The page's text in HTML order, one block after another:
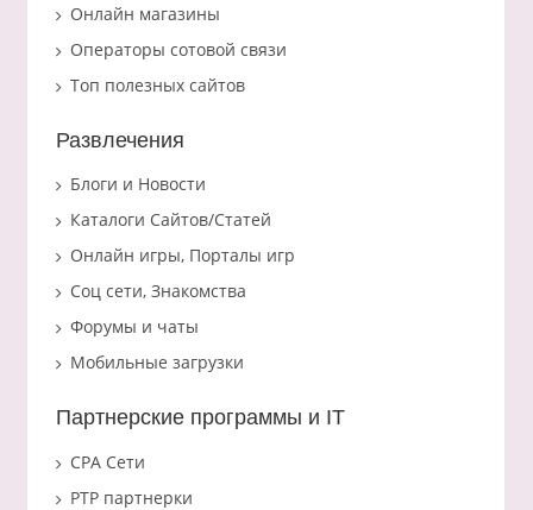
Онлайн магазины
Операторы сотовой связи
Топ полезных сайтов
Развлечения
Блоги и Новости
Каталоги Сайтов/Статей
Онлайн игры, Порталы игр
Соц сети, Знакомства
Форумы и чаты
Мобильные загрузки
Партнерские программы и IT
CPA Сети
PTP партнерки